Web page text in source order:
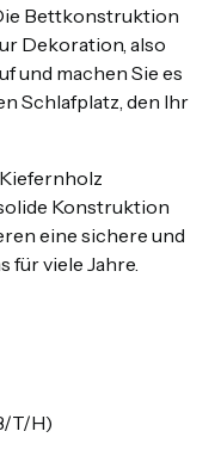
Bettkonstruktion
Dekoration, also
und machen Sie es
Schlafplatz, den Ihr
Konstruktion
eine sichere und
für viele Jahre.
T/H)